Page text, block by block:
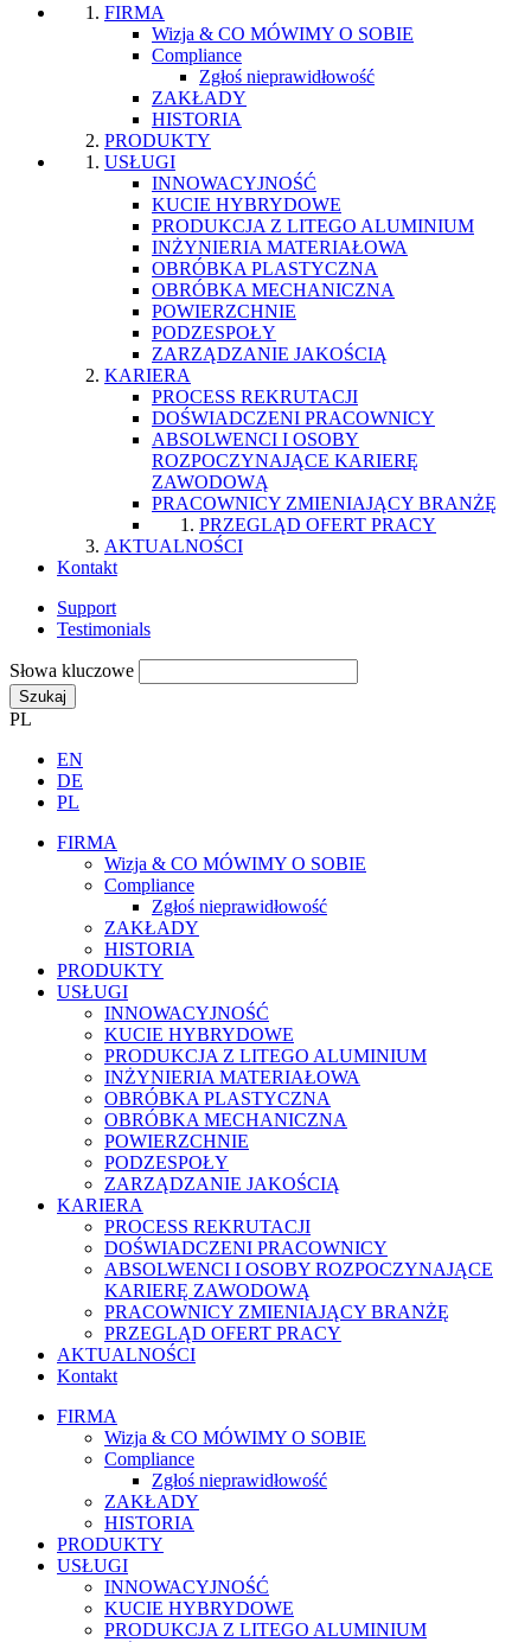
FIRMA
Wizja & CO MÓWIMY O SOBIE
Compliance
Zgłoś nieprawidłowość
ZAKŁADY
HISTORIA
PRODUKTY
USŁUGI
INNOWACYJNOŚĆ
KUCIE HYBRYDOWE
PRODUKCJA Z LITEGO ALUMINIUM
INŻYNIERIA MATERIAŁOWA
OBRÓBKA PLASTYCZNA
OBRÓBKA MECHANICZNA
POWIERZCHNIE
PODZESPOŁY
ZARZĄDZANIE JAKOŚCIĄ
KARIERA
PROCESS REKRUTACJI
DOŚWIADCZENI PRACOWNICY
ABSOLWENCI I OSOBY
ROZPOCZYNAJĄCE KARIERĘ
ZAWODOWĄ
PRACOWNICY ZMIENIAJĄCY BRANŻĘ
PRZEGLĄD OFERT PRACY
AKTUALNOŚCI
Kontakt
Support
Testimonials
Słowa kluczowe
Szukaj
PL
EN
DE
PL
FIRMA
Wizja & CO MÓWIMY O SOBIE
Compliance
Zgłoś nieprawidłowość
ZAKŁADY
HISTORIA
PRODUKTY
USŁUGI
INNOWACYJNOŚĆ
KUCIE HYBRYDOWE
PRODUKCJA Z LITEGO ALUMINIUM
INŻYNIERIA MATERIAŁOWA
OBRÓBKA PLASTYCZNA
OBRÓBKA MECHANICZNA
POWIERZCHNIE
PODZESPOŁY
ZARZĄDZANIE JAKOŚCIĄ
KARIERA
PROCESS REKRUTACJI
DOŚWIADCZENI PRACOWNICY
ABSOLWENCI I OSOBY ROZPOCZYNAJĄCE
KARIERĘ ZAWODOWĄ
PRACOWNICY ZMIENIAJĄCY BRANŻĘ
PRZEGLĄD OFERT PRACY
AKTUALNOŚCI
Kontakt
FIRMA
Wizja & CO MÓWIMY O SOBIE
Compliance
Zgłoś nieprawidłowość
ZAKŁADY
HISTORIA
PRODUKTY
USŁUGI
INNOWACYJNOŚĆ
KUCIE HYBRYDOWE
PRODUKCJA Z LITEGO ALUMINIUM